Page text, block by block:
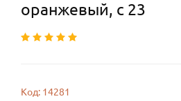
оранжевый, с 23
Код: 14281